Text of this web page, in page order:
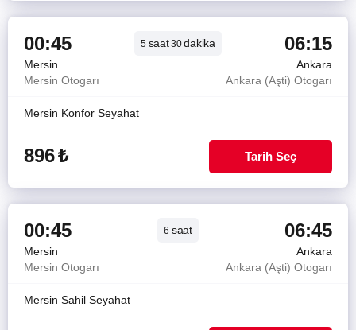
00:45 5 saat30dakika 06:15
Mersin
Ankara
Mersin Otogarı
Ankara (Aşti) Otogarı
Mersin Konfor Seyahat
896₺ Tarih Seç
00:45 6 saat 06:45
Mersin
Ankara
Mersin Otogarı
Ankara (Aşti) Otogarı
Mersin Sahil Seyahat